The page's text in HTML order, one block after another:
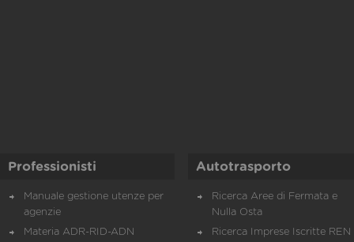
Professionisti
Manuale gestione utenze per
agenzie
Materia ADR-RID-ADN
Autotrasporto
Ricerca Aree di Fermata e
Nulla Osta
Ricerca Imprese Iscritte REN